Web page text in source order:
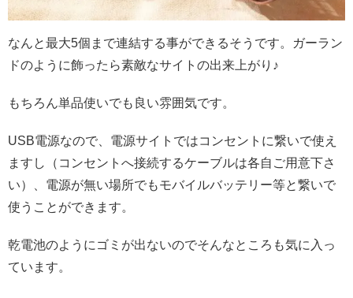
なんと最大5個まで連結する事ができるそうです。ガーラン
ドのように飾ったら素敵なサイトの出来上がり♪
もちろん単品使いでも良い雰囲気です。
USB電源なので、電源サイトではコンセントに繋いで使え
ますし（コンセントへ接続するケーブルは各自ご用意下さ
い）、電源が無い場所でもモバイルバッテリー等と繋いで
使うことができます。
乾電池のようにゴミが出ないのでそんなところも気に入っ
ています。